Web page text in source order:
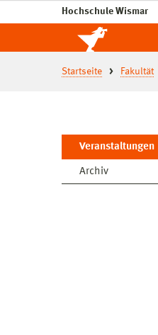
Hochschule Wismar
Startseite Fakultät
Veranstaltungen
Archiv